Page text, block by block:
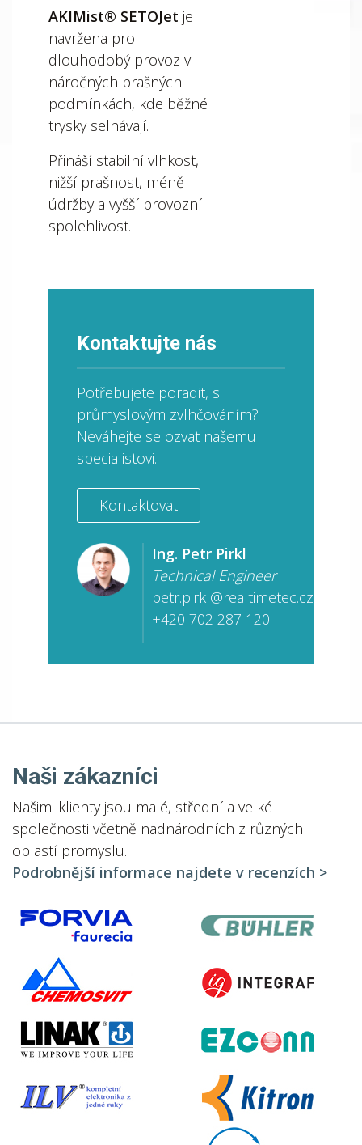
AKIMist® SETOJet je
navržena pro
dlouhodobý provoz v
náročných prašných
podmínkách, kde běžné
trysky selhávají.
Přináší stabilní vlhkost,
nižší prašnost, méně
údržby a vyšší provozní
spolehlivost.
Kontaktujte nás
Potřebujete poradit, s
průmyslovým zvlhčováním?
Neváhejte se ozvat našemu
specialistovi.
Kontaktovat
Ing. Petr Pirkl
Technical Engineer
petr.pirkl@realtimetec.cz
+420 702 287 120
Naši zákazníci
Našimi klienty jsou malé, střední a velké
společnosti včetně nadnárodních z různých
oblastí promyslu.
Podrobnější informace najdete v recenzích >